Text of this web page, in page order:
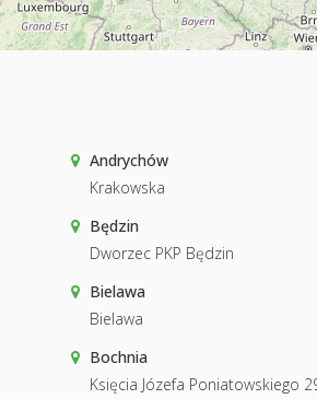
Andrychów
Krakowska
Będzin
Dworzec PKP Będzin
Bielawa
Bielawa
Bochnia
Księcia Józefa Poniatowskiego